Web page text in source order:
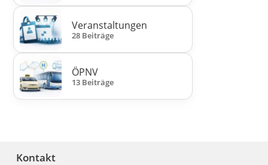
Veranstaltungen
28 Beiträge
ÖPNV
13 Beiträge
Kontakt